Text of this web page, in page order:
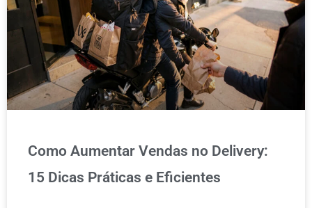
Como Aumentar Vendas no Delivery:
15 Dicas Práticas e Eficientes